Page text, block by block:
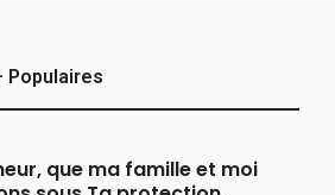
Populaires
que ma famille et moi